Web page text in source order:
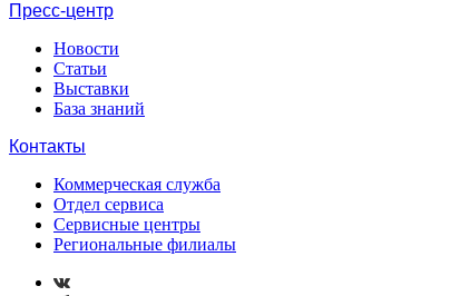
Пресс-центр
Новости
Статьи
Выставки
База знаний
Контакты
Коммерческая служба
Отдел сервиса
Сервисные центры
Региональные филиалы